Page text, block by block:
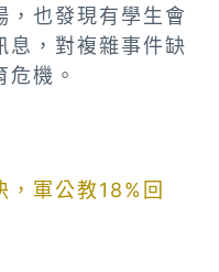
，也發現有學生會
息，對複雜事件缺
機。
，軍公教18%回